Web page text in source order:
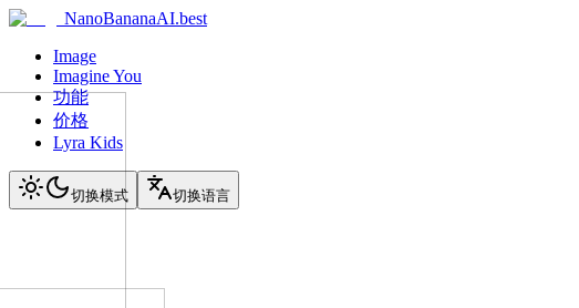
NanoBananaAI.best
Image
Imagine You
功能
价格
Lyra Kids
切换模式 切换语言